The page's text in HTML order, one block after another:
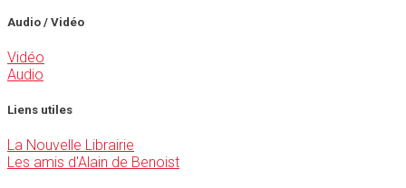
Audio / Vidéo
Vidéo
Audio
Liens utiles
La Nouvelle Librairie
Les amis d'Alain de Benoist